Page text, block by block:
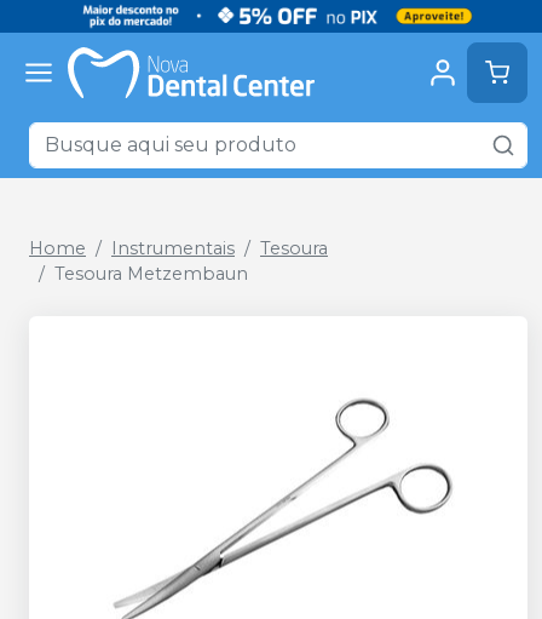
Home Instrumentais
Tesoura
Tesoura Metzembaun